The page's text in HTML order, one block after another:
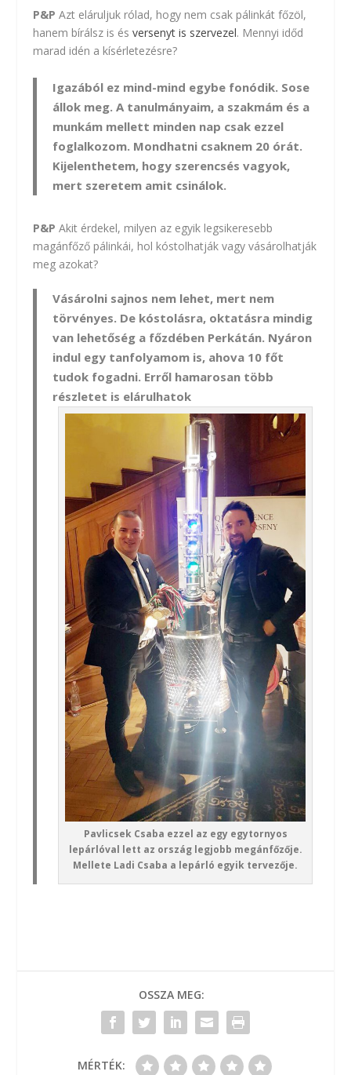
P&P Azt eláruljuk rólad, hogy nem csak pálinkát főzöl,
hanem bírálsz is ésversenyt is szervezel. Mennyi időd
marad idén a kísérletezésre?
Igazából ez mind-mind egybe fonódik. Sose
állok meg. A tanulmányaim, a szakmám és a
munkám mellett minden nap csak ezzel
foglalkozom. Mondhatni csaknem 20 órát.
Kijelenthetem, hogy szerencsés vagyok,
mert szeretem amit csinálok.
P&P Akit érdekel, milyen az egyik legsikeresebb
magánfőző pálinkái, hol kóstolhatják vagy vásárolhatják
meg azokat?
Vásárolni sajnos nem lehet, mert nem
törvényes. De kóstolásra, oktatásra mindig
van lehetőség a főzdében Perkátán. Nyáron
indul egy tanfolyamom is, ahova 10 főt
tudok fogadni. Erről hamarosan több
részletet is elárulhatok
Pavlicsek Csaba ezzel az egy egytornyos
lepárlóval lett az ország legjobb megánfőzője.
Mellete Ladi Csaba a lepárló egyik tervezője.
OSSZA MEG:
MÉRTÉK: